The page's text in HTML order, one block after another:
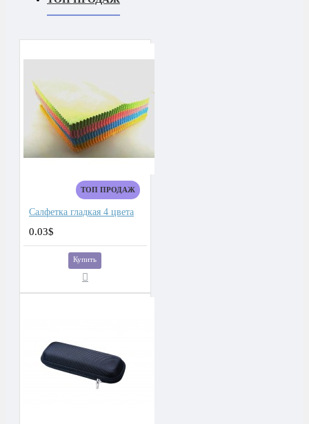
ТОП ПРОДАЖ
Салфетка гладкая 4 цвета
0.03$
Купить